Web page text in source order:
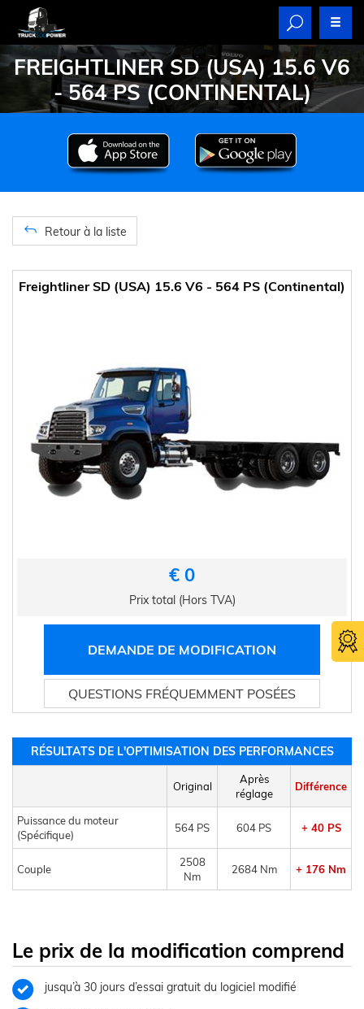
FREIGHTLINER SD (USA) 15.6 V6
- 564 PS (CONTINENTAL)
Retour à la liste
Freightliner SD (USA) 15.6 V6 - 564 PS (Continental)
€ 0
Prix total (Hors TVA)
DEMANDE DE MODIFICATION
QUESTIONS FRÉQUEMMENT POSÉES
RÉSULTATS DE L'OPTIMISATION DES PERFORMANCES
Original
Après
réglage
Différence
Puissance du moteur
(Spécifique)
564 PS 604 PS + 40 PS
Couple
2508
Nm
2684 Nm + 176 Nm
Le prix de la modification comprend
jusqu’à 30 jours d’essai gratuit du logiciel modifié